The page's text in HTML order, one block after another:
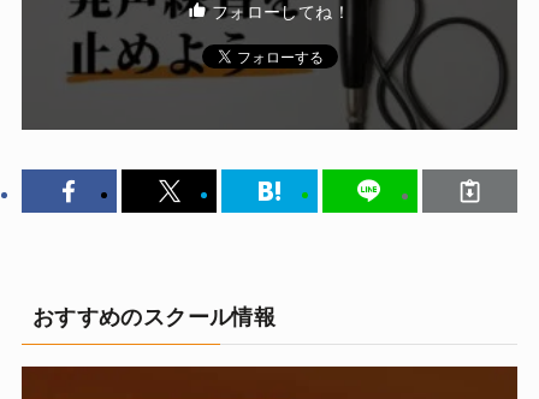
フォローしてね！
おすすめのスクール情報